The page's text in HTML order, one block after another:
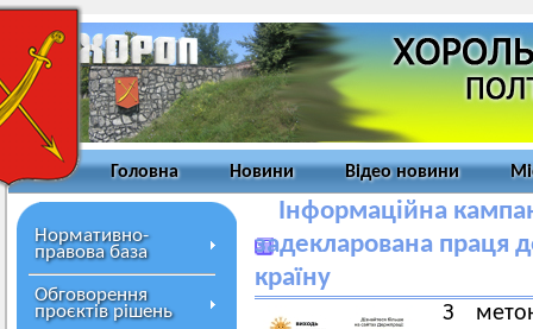
Головна Новини Відео новини
Нормативно-
правова база
Обговорення
проєктів рішень
Інформаційна
задекларована праця
країну
З